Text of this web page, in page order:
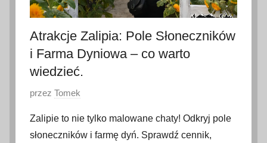
6
Atrakcje Zalipia: Pole Słoneczników
i Farma Dyniowa – co warto
wiedzieć.
O
u
b
przez Tomek
Zalipie to nie tylko malowane chaty! Odkryj pole
słoneczników i farmę dyń. Sprawdź cennik,